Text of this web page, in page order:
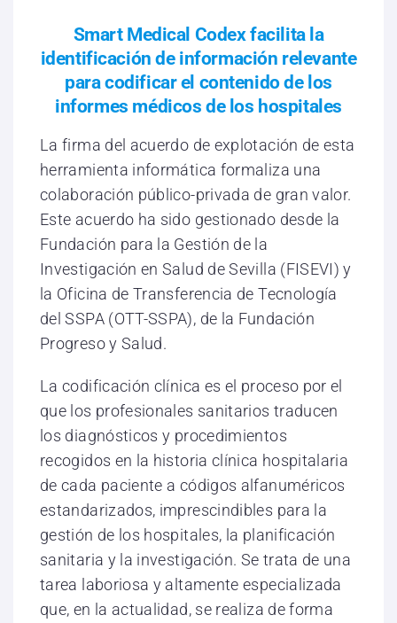
Smart Medical Codex facilita la
identificación de información relevante
para codificar el contenido de los
informes médicos de los hospitales
La firma del acuerdo de explotación de esta
herramienta informática formaliza una
colaboración público-privada de gran valor.
Este acuerdo ha sido gestionado desde la
Fundación para la Gestión de la
Investigación en Salud de Sevilla (FISEVI) y
la Oficina de Transferencia de Tecnología
del SSPA (OTT-SSPA), de la Fundación
Progreso y Salud.
La codificación clínica es el proceso por el
que los profesionales sanitarios traducen
los diagnósticos y procedimientos
recogidos en la historia clínica hospitalaria
de cada paciente a códigos alfanuméricos
estandarizados, imprescindibles para la
gestión de los hospitales, la planificación
sanitaria y la investigación. Se trata de una
tarea laboriosa y altamente especializada
que, en la actualidad, se realiza de forma